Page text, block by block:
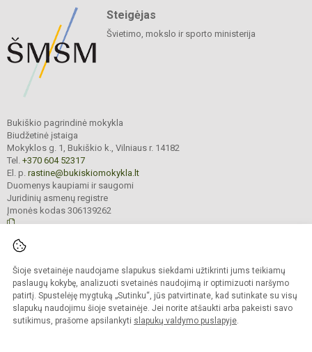
Šioje svetainėje naudojame slapukus siekdami užtikrinti jums teikiamų
paslaugų kokybę, analizuoti svetainės naudojimą ir optimizuoti naršymo
patirtį. Spustelėję mygtuką „Sutinku“, jūs patvirtinate, kad sutinkate su visų
slapukų naudojimu šioje svetainėje. Jei norite atšaukti arba pakeisti savo
sutikimus, prašome apsilankyti slapukų valdymo puslapyje.
Steigėjas
Švietimo, mokslo ir sporto ministerija
Bukiškio pagrindinė mokykla
Biudžetinė įstaiga
Mokyklos g. 1, Bukiškio k., Vilniaus r. 14182
Tel. +370 604 52317
El. p. rastine@bukiskiomokykla.lt
Duomenys kaupiami ir saugomi
Juridinių asmenų registre
Įmonės kodas 306139262
Kopijuoti turinį be raštiško Bukiškio pagrindinės mokyklos administracijos
sutikimo griežtai draudžiama.
Prieinamumo paraiška Slapukų valdymas
Sumanus būdas atnaujinti